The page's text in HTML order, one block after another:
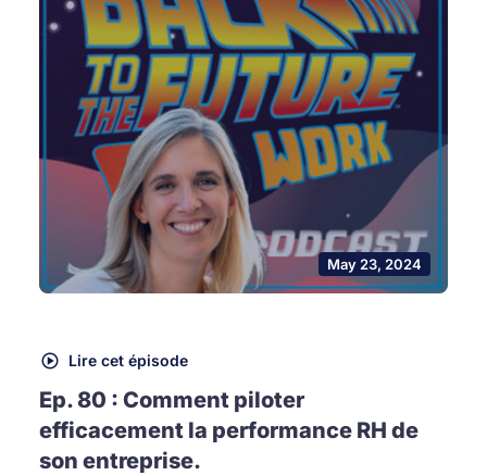
May 23, 2024
Lire cet épisode
Ep. 80 : Comment piloter
efficacement la performance RH de
son entreprise.